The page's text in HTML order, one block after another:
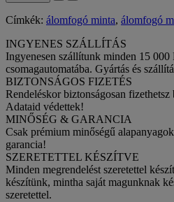
Címkék: álomfogó minta, álomfogó
INGYENES SZÁLLÍTÁS
Ingyenesen szállítunk minden 15 000
csomagautomatába. Gyártás és
BIZTONSÁGOS FIZETÉS
Rendeléskor biztonságosan
Adataid védettek!
MINŐSÉG & GARANCIA
Csak prémium minőségű
garancia!
SZERETETTEL KÉSZÍTVE
Minden megrendelést szeretettel
készítünk, mintha saját magunknak
szeretettel.